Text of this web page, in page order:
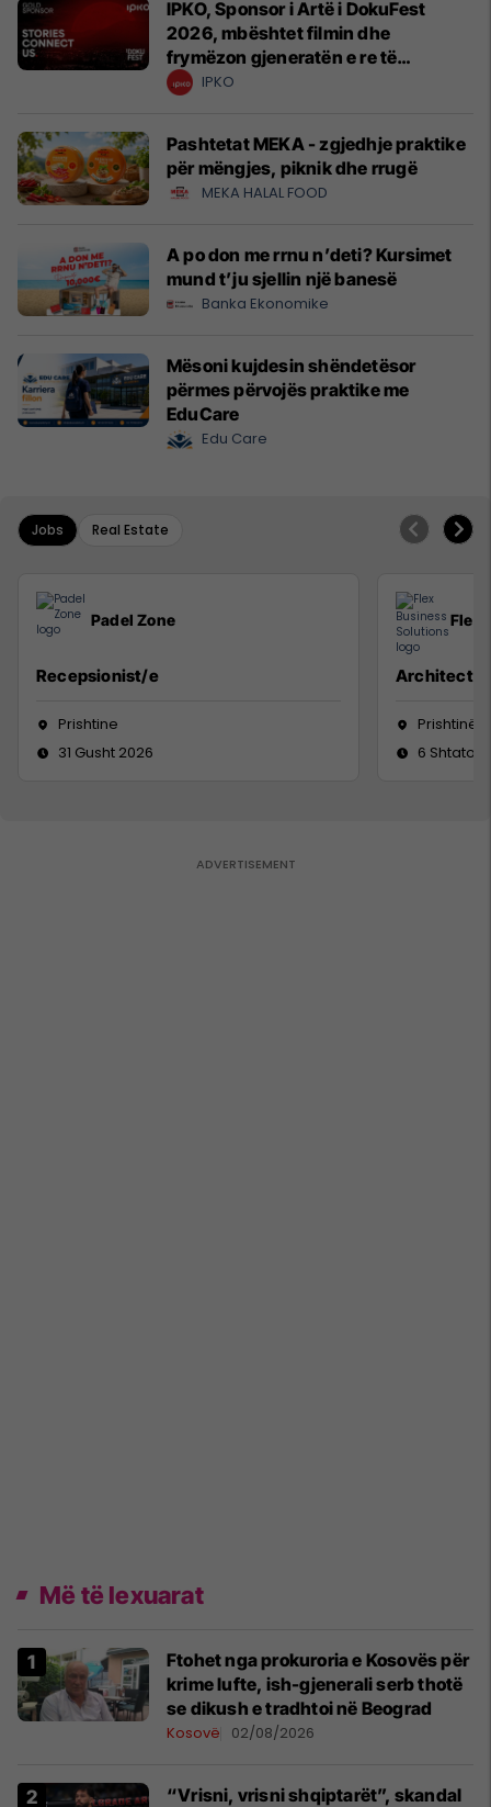
IPKO, Sponsor i Artë i DokuFest
2026, mbështet filmin dhe
frymëzon gjeneratën e re të
krijuesve
IPKO
Pashtetat MEKA - zgjedhje praktike
për mëngjes, piknik dhe rrugë
MEKA HALAL FOOD
A po don me rrnu n’deti? Kursimet
mund t’ju sjellin një banesë
Banka Ekonomike
Mësoni kujdesin shëndetësor
përmes përvojës praktike me
EduCare
Edu Care
Jobs Real Estate
Padel Zone
Recepsionist/e
Prishtine
31 Gusht 2026
Flex
Architect
Prishtinë
6 Shtator
Më të lexuarat
Ftohet nga prokuroria e Kosovës për
krime lufte, ish-gjenerali serb thotë
se dikush e tradhtoi në Beograd
Kosovë 02/08/2026
“Vrisni, vrisni shqiptarët”, skandal